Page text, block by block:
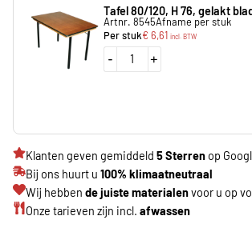
Tafel 80/120, H 76, gelakt
Artnr. 8545Afname per stuk
Per stuk€6,61 incl. BTW
- +
Klanten geven gemiddeld 5 Sterren op
Bij ons huurt u 100% klimaatneutraal
Wij hebben de juiste materialenvoor u op
Onze tarieven zijn incl. afwassen